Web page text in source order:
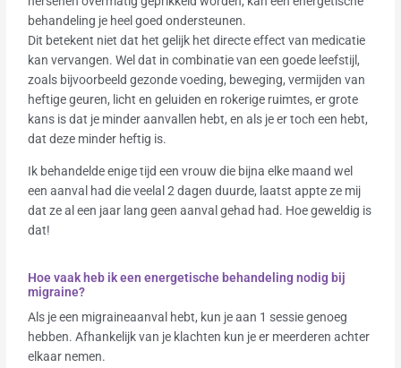
behandeling je heel goed ondersteunen.
Dit betekent niet dat het gelijk het directe effect van medicatie
kan vervangen. Wel dat in combinatie van een goede leefstijl,
zoals bijvoorbeeld gezonde voeding, beweging, vermijden van
heftige geuren, licht en geluiden en rokerige ruimtes, er grote
kans is dat je minder aanvallen hebt, en als je er toch een hebt,
dat deze minder heftig is.
Ik behandelde enige tijd een vrouw die bijna elke maand wel
een aanval had die veelal 2 dagen duurde, laatst appte ze mij
dat ze al een jaar lang geen aanval gehad had. Hoe geweldig is
dat!
Hoe vaak heb ik een energetische behandeling nodig bij
migraine?
Als je een migraineaanval hebt, kun je aan 1 sessie genoeg
hebben. Afhankelijk van je klachten kun je er meerderen achter
elkaar nemen.